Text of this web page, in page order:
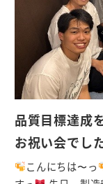
品質目標達成
お祝い会でし
こんにちは〜っ